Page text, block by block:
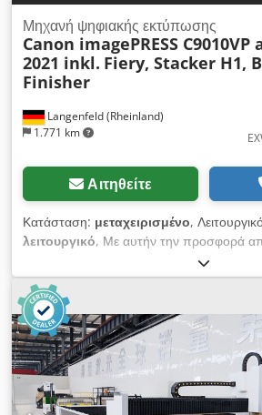
Langenfeld (Rheinland)
1.771 km
Μηχανή ψηφιακής εκτύπωσης
Canon imagePRESS C9010VP
2021 inkl. Fiery, Stacker H1,
Finisher
Αιτηθείτε
Κατάσταση: μεταχειρισμένο,
λειτουργικό, Με αυτήν την προσφορά
μεταχειρισμένο σύστημα παραγωγής
"Canon imagePRESS C9010 VP".
Canon imagePRESS C9010 VP με τον
συμπεριλαμβανομένου Prisma
συμπεριλαμβανομένου τελικού συρραφής
συμπεριλαμβανομένου POD Deck D1
Ecl Eoxoa Σύνολο: Περίπου 1.880.920
Πρόκειται για μεταχειρισμένη συσκευή η